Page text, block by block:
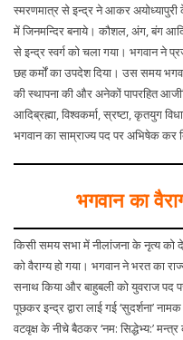
स्मरणमात्र से इन्द्र ने आकर
में जिनमन्दिर बनाये। कौशल, अंग, बंग
से इन्द्र स्वर्ग को चला गया। भगवान ने
छह कर्मों का उपदेश दिया। उस समय
की स्थापना की और अनेकों पापरहित
आदिब्रह्मा, विश्वकर्मा, स्रष्टा, कृतयुग
भगवान का साम्राज्य पद पर अभिषेक कर
भगवान का
किसी समय सभा में नीलांजना के नृत्य
को वैराग्य हो गया। भगवान ने भरत का
सनाथ किया और बाहुबली को युवराज पद
पूछकर इन्द्र द्वारा लाई गई ‘सुदर्शना’
वटवृक्ष के नीचे बैठकर ‘नम: सिद्धेभ्य:’